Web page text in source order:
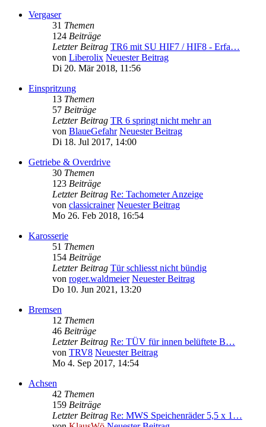
Vergaser
31 Themen
124 Beiträge
Letzter Beitrag TR6 mit SU HIF7 / HIF8 - Erfa…
von Liberolix Neuester Beitrag
Di 20. Mär 2018, 11:56
Einspritzung
13 Themen
57 Beiträge
Letzter Beitrag TR 6 springt nicht mehr an
von BlaueGefahr Neuester Beitrag
Di 18. Jul 2017, 14:00
Getriebe & Overdrive
30 Themen
123 Beiträge
Letzter Beitrag Re: Tachometer Anzeige
von classicrainer Neuester Beitrag
Mo 26. Feb 2018, 16:54
Karosserie
51 Themen
154 Beiträge
Letzter Beitrag Tür schliesst nicht bündig
von roger.waldmeier Neuester Beitrag
Do 10. Jun 2021, 13:20
Bremsen
12 Themen
46 Beiträge
Letzter Beitrag Re: TÜV für innen belüftete B…
von TRV8 Neuester Beitrag
Mo 4. Sep 2017, 14:54
Achsen
42 Themen
159 Beiträge
Letzter Beitrag Re: MWS Speichenräder 5,5 x 1…